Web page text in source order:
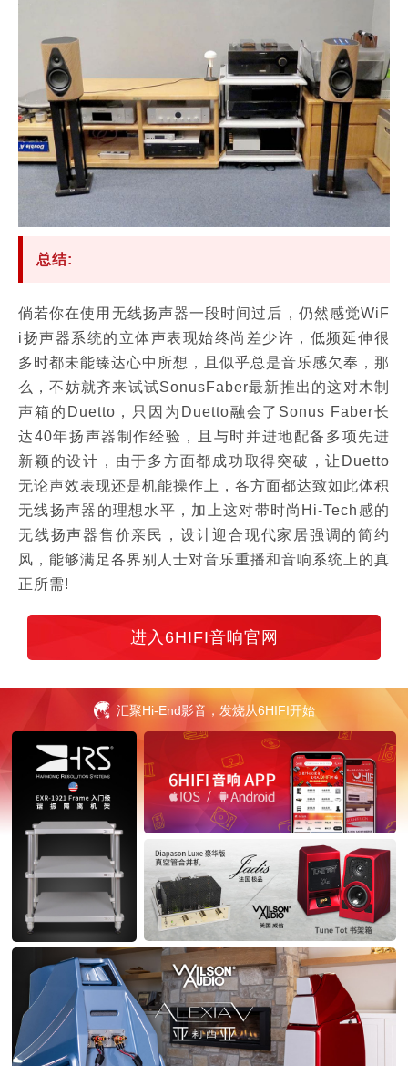
总结:
倘若你在使用无线扬声器一段时间过后，仍然感觉WiF
i扬声器系统的立体声表现始终尚差少许，低频延伸很
多时都未能臻达心中所想，且似乎总是音乐感欠奉，那
么，不妨就齐来试试SonusFaber最新推出的这对木制
声箱的Duetto，只因为Duetto融会了Sonus Faber长
达40年扬声器制作经验，且与时并进地配备多项先进
新颖的设计，由于多方面都成功取得突破，让Duetto
无论声效表现还是机能操作上，各方面都达致如此体积
无线扬声器的理想水平，加上这对带时尚Hi-Tech感的
无线扬声器售价亲民，设计迎合现代家居强调的简约
风，能够满足各界别人士对音乐重播和音响系统上的真
正所需!
进入6HIFI音响官网
汇聚Hi-End影音，发烧从6HIFI开始